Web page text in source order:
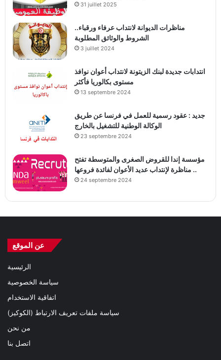
31 juillet 2025
مناظرات الديوانة لانتداب عرفاء ورقباء..
الشروط والوثائق المطلوبة
3 juillet 2024
انتدابات جديدة لبنك الزيتونة لانتداب أعوان نوافذ
مستوى بكالوريا فأكثر
13 septembre 2024
جديد : عقود رسمية للعمل في فرنسا عن طريق
الوكالة الوطنية للتشغيل بالخارج
23 septembre 2024
مؤسسة إندا للقروض الصغرى والمتوسطة تفتح
مناظرة لإنتداب عديد الأعوان لفائدة فروعها ..
24 septembre 2024
عن الموقع
الرئيسية
سياسة الخصوصية
اتفاقية الاستخدام
سياسة ملفات تعريف الارتباط (الكوكيز)
من نحن
اتصل بنا